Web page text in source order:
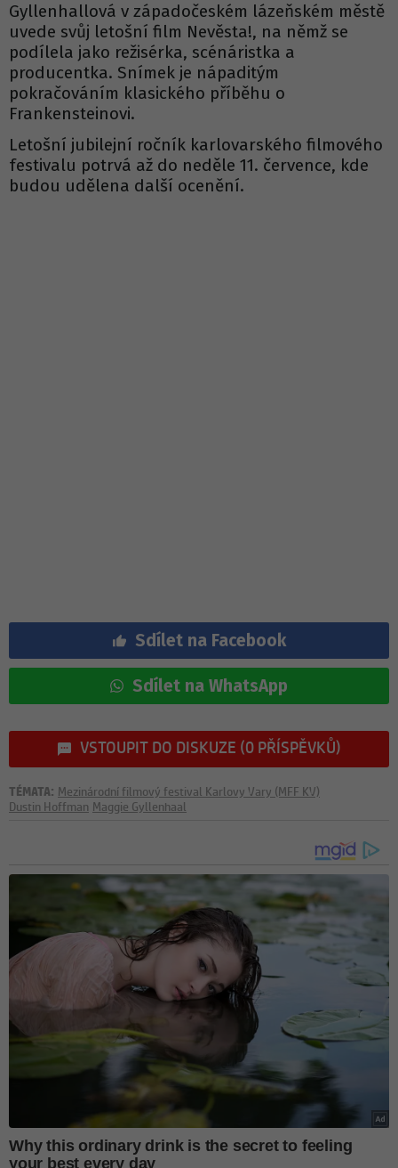
Gyllenhallová v západočeském lázeňském městě
uvede svůj letošní film Nevěsta!, na němž se
podílela jako režisérka, scénáristka a
producentka. Snímek je nápaditým
pokračováním klasického příběhu o
Frankensteinovi.
Letošní jubilejní ročník karlovarského filmového
festivalu potrvá až do neděle 11. července, kde
budou udělena další ocenění.
Sdílet na Facebook
Sdílet na WhatsApp
VSTOUPIT DO DISKUZE (0 PŘÍSPĚVKŮ)
TÉMATA: Mezinárodní filmový festival Karlovy Vary (MFF KV)
Dustin Hoffman Maggie Gyllenhaal